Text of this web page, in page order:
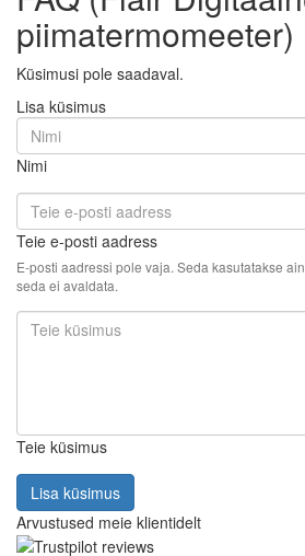
piimatermomeeter)
Küsimusi pole saadaval.
Lisa küsimus
Nimi
Teie e-posti aadress
E-posti aadressi pole vaja. Seda kasutatakse
seda ei avaldata.
Teie küsimus
Lisa küsimus
Arvustused meie klientidelt